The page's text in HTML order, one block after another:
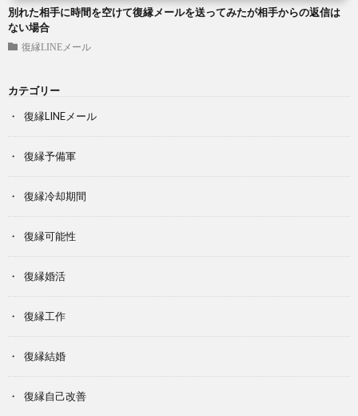
別れた相手に時間を空けて復縁メールを送ってみたが相手からの返信は
ない場合
復縁LINEメール
カテゴリー
復縁LINEメール
復縁予備軍
復縁冷却期間
復縁可能性
復縁婚活
復縁工作
復縁結婚
復縁自己改善